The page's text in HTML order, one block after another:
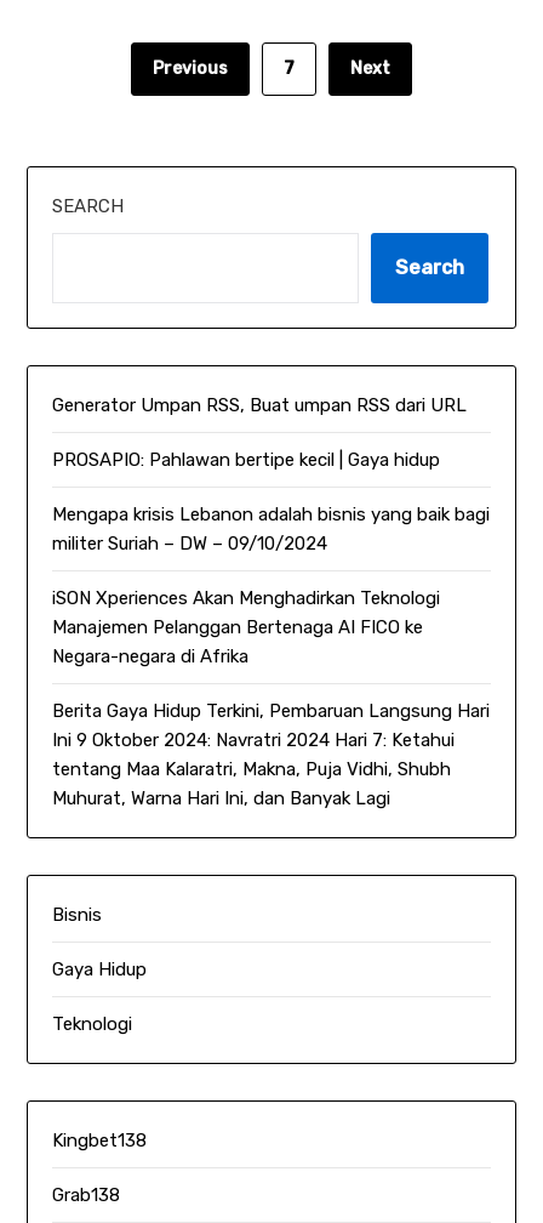
Previous 7 Next
SEARCH
Search
Generator Umpan RSS, Buat umpan RSS dari URL
PROSAPIO: Pahlawan bertipe kecil | Gaya hidup
Mengapa krisis Lebanon adalah bisnis yang baik bagi
militer Suriah – DW – 09/10/2024
iSON Xperiences Akan Menghadirkan Teknologi
Manajemen Pelanggan Bertenaga AI FICO ke
Negara-negara di Afrika
Berita Gaya Hidup Terkini, Pembaruan Langsung Hari
Ini 9 Oktober 2024: Navratri 2024 Hari 7: Ketahui
tentang Maa Kalaratri, Makna, Puja Vidhi, Shubh
Muhurat, Warna Hari Ini, dan Banyak Lagi
Bisnis
Gaya Hidup
Teknologi
Kingbet138
Grab138